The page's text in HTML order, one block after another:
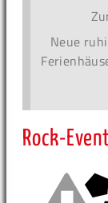
Neue
Rock-